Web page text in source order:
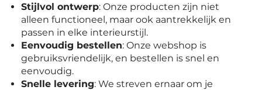
Stijlvol ontwerp: Onze producten zijn niet
alleen functioneel, maar ook aantrekkelijk en
passen in elke interieurstijl.
Eenvoudig bestellen: Onze webshop is
gebruiksvriendelijk, en bestellen is snel en
eenvoudig.
Snelle levering: We streven ernaar om je